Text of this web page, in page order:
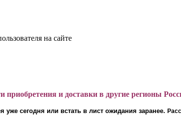
на сайте
приобретения и доставки в другие регионы
сегодня или встать в лист ожидания заранее.